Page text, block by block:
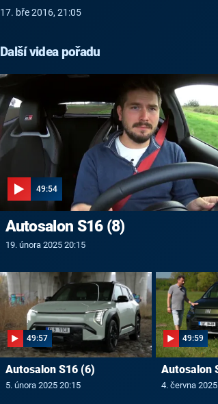
17. bře 2016, 21:05
Další videa pořadu
49:54
Autosalon S16 (8)
19. února 2025 20:15
49:57
Autosalon S16 (6)
5. února 2025 20:15
49:59
Autosalon
4. června